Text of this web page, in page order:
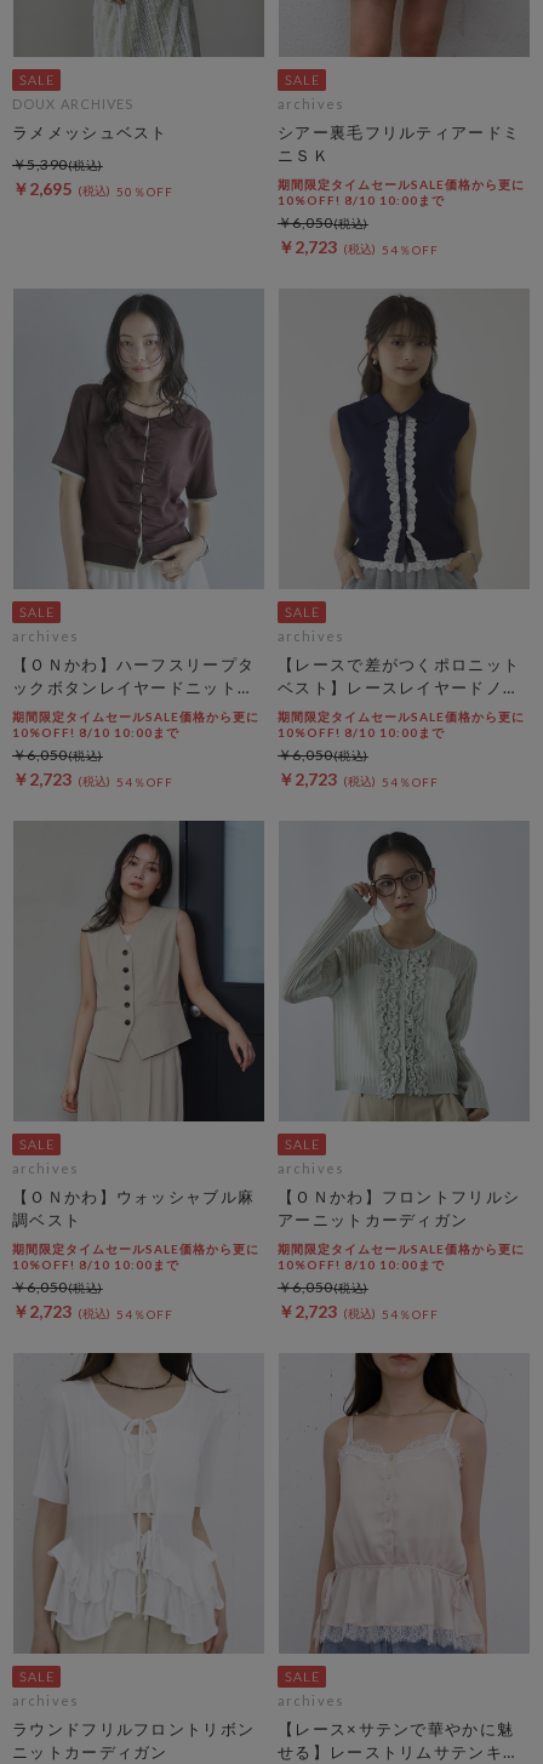
DOUX ARCHIVES
ラメメッシュベスト
￥2,695 50％OFF
￥5,390
archives
シアー裏毛フリルティアードミ
ニＳＫ
期間限定タイムセールSALE価格から更に
10%OFF! 8/10 10:00まで
￥2,723 54％OFF
￥6,050
archives
【ＯＮかわ】ハーフスリープタ
ックボタンレイヤードニットカ
ーディガン
期間限定タイムセールSALE価格から更に
10%OFF! 8/10 10:00まで
￥2,723 54％OFF
￥6,050
archives
【レースで差がつくポロニット
ベスト】レースレイヤードノー
スリポロニットベスト
期間限定タイムセールSALE価格から更に
10%OFF! 8/10 10:00まで
￥2,723 54％OFF
￥6,050
archives
【ＯＮかわ】ウォッシャブル麻
調ベスト
期間限定タイムセールSALE価格から更に
10%OFF! 8/10 10:00まで
￥2,723 54％OFF
￥6,050
archives
【ＯＮかわ】フロントフリルシ
アーニットカーディガン
期間限定タイムセールSALE価格から更に
10%OFF! 8/10 10:00まで
￥2,723 54％OFF
￥6,050
archives
ラウンドフリルフロントリボン
ニットカーディガン
archives
【レース×サテンで華やかに魅
せる】レーストリムサテンキャ